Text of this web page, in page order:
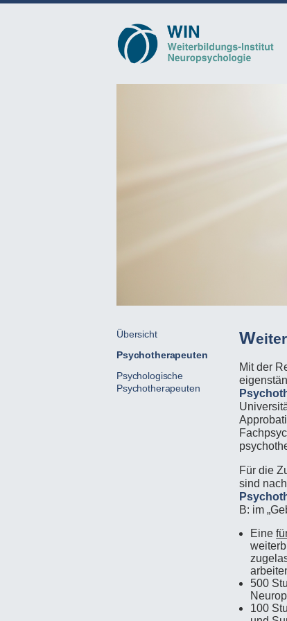
Übersicht
Psychotherapeuten
Psychologische
Psychotherapeuten
W
Mit der
Für die
sind
B: im
Eine
500
100